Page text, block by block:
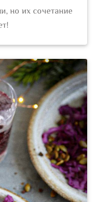
но их сочетание